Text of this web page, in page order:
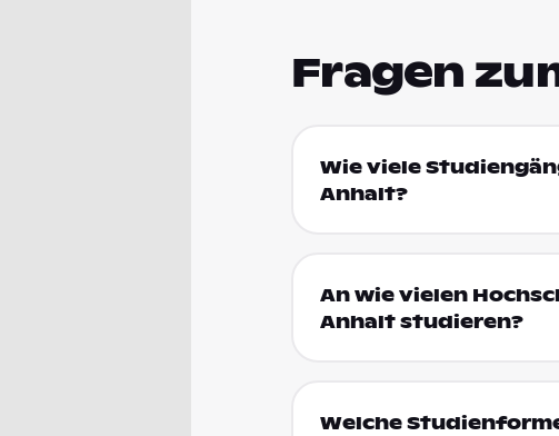
Fragen
Wie viele
Anhalt?
An wie vielen
Anhalt studieren?
Welche